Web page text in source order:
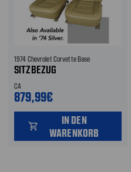
1974 Chevrolet Corvette Base
SITZBEZUG
CA
879,99€
shopping_cart
IN DEN
WARENKORB